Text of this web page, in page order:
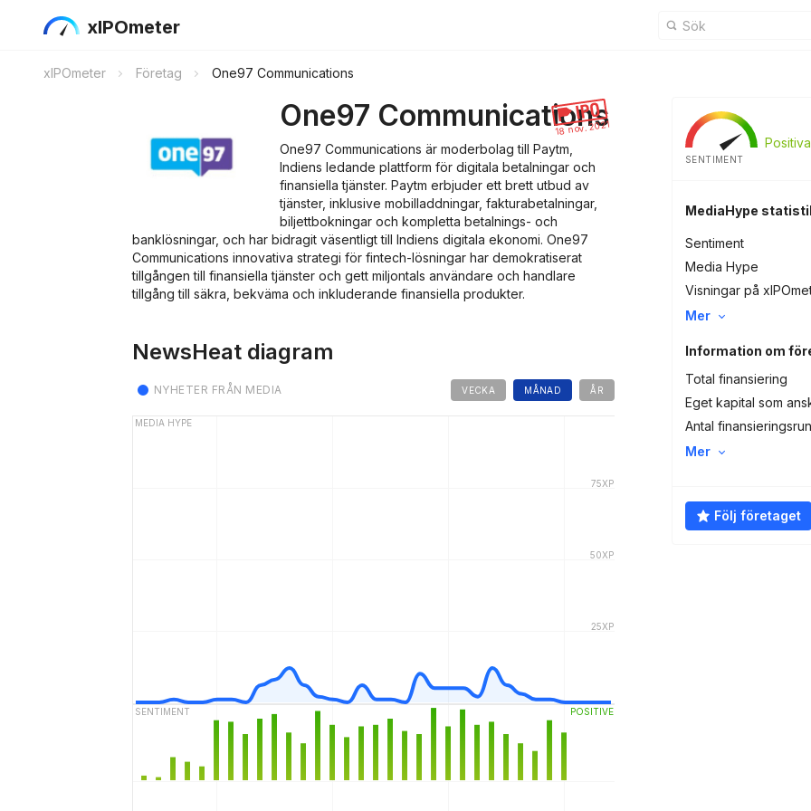
xIPOmeter
xIPOmeter Företag One97 Communications
18 nov. 2021
One97 Communications
One97 Communications är moderbolag till Paytm,
Indiens ledande plattform för digitala betalningar och
finansiella tjänster. Paytm erbjuder ett brett utbud av
tjänster, inklusive mobilladdningar, fakturabetalningar,
biljettbokningar och kompletta betalnings- och
banklösningar, och har bidragit väsentligt till Indiens digitala ekonomi. One97
Communications innovativa strategi för fintech-lösningar har demokratiserat
tillgången till finansiella tjänster och gett miljontals användare och handlare
tillgång till säkra, bekväma och inkluderande finansiella produkter.
Positiva
SENTIMENT
MediaHype
Sentiment
Media Hype
Visningar på
Mer
Information om
Total finansiering
Eget kapital som
Antal
Mer
Följ företaget
NewsHeat diagram
VECKA MÅNAD ÅR
NYHETER FRÅN MEDIA